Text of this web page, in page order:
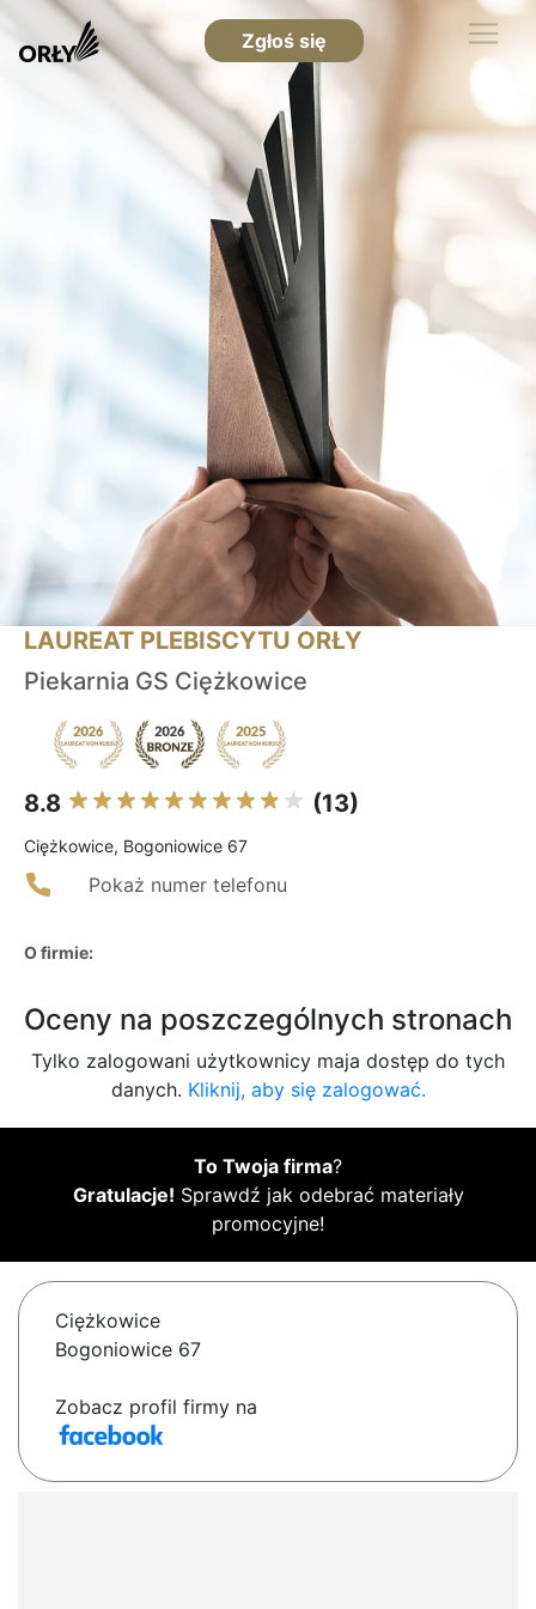
Zgłoś się
LAUREAT PLEBISCYTU ORŁY
Piekarnia GS Ciężkowice
8.8 (13)
Ciężkowice, Bogoniowice 67
Pokaż numer telefonu
O firmie:
Oceny na poszczególnych stronach
Tylko zalogowani użytkownicy maja dostęp do tych
danych. Kliknij, aby się zalogować.
To Twoja firma?
Gratulacje! Sprawdź jak odebrać materiały
promocyjne!
Ciężkowice
Bogoniowice 67
Zobacz profil firmy na